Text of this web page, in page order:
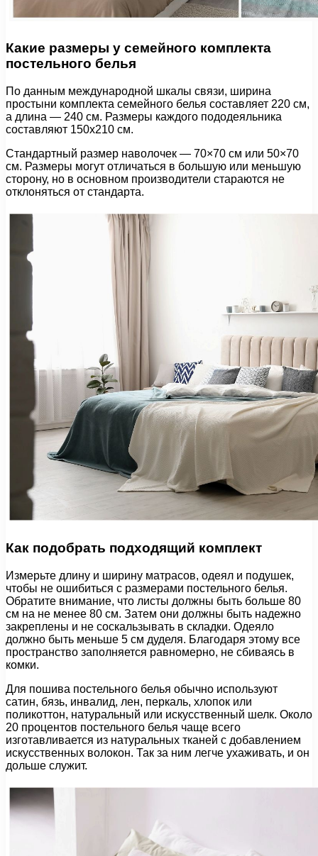
Какие размеры у семейного комплекта
постельного белья
По данным международной шкалы связи, ширина
простыни комплекта семейного белья составляет 220 см,
а длина — 240 см. Размеры каждого пододеяльника
составляют 150х210 см.
Стандартный размер наволочек — 70×70 см или 50×70
см. Размеры могут отличаться в большую или меньшую
сторону, но в основном производители стараются не
отклоняться от стандарта.
Как подобрать подходящий комплект
Измерьте длину и ширину матрасов, одеял и подушек,
чтобы не ошибиться с размерами постельного белья.
Обратите внимание, что листы должны быть больше 80
см на не менее 80 см. Затем они должны быть надежно
закреплены и не соскальзывать в складки. Одеяло
должно быть меньше 5 см дуделя. Благодаря этому все
пространство заполняется равномерно, не сбиваясь в
комки.
Для пошива постельного белья обычно используют
сатин, бязь, инвалид, лен, перкаль, хлопок или
поликоттон, натуральный или искусственный шелк. Около
20 процентов постельного белья чаще всего
изготавливается из натуральных тканей с добавлением
искусственных волокон. Так за ним легче ухаживать, и он
дольше служит.